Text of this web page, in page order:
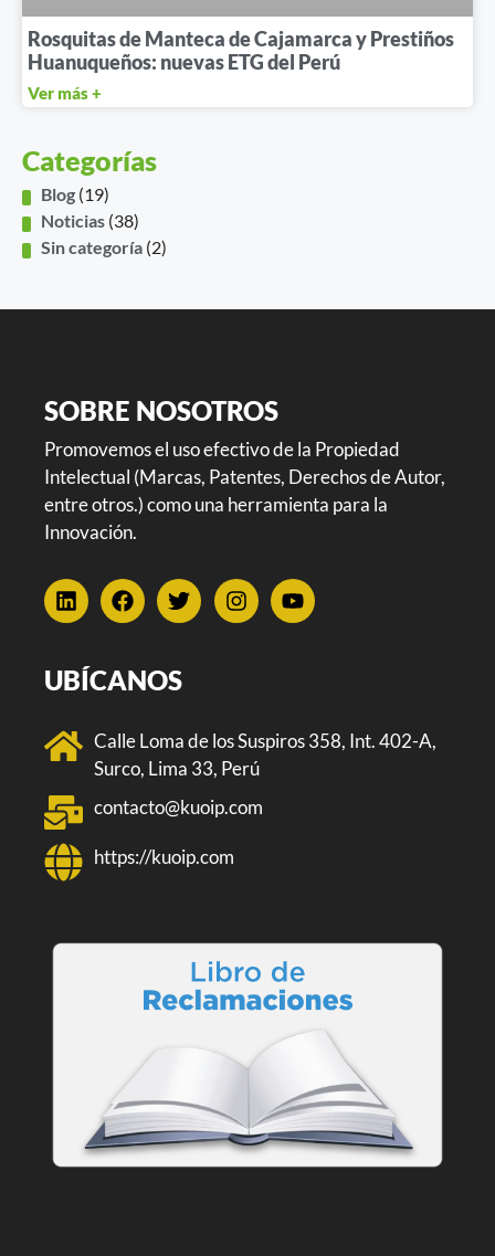
Rosquitas de Manteca de Cajamarca y Prestiños
Huanuqueños: nuevas ETG del Perú
Ver más +
Categorías
Blog (19)
Noticias (38)
Sin categoría (2)
SOBRE NOSOTROS
Promovemos el uso efectivo de la Propiedad
Intelectual (Marcas, Patentes, Derechos de Autor,
entre otros.) como una herramienta para la
Innovación.
UBÍCANOS
Calle Loma de los Suspiros 358, Int. 402-A,
Surco, Lima 33, Perú
contacto@kuoip.com
https://kuoip.com